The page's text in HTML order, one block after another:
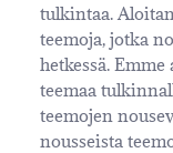
tulkintaa.
teemoja, jotka
hetkessä.
teemaa
teemojen
nousseista